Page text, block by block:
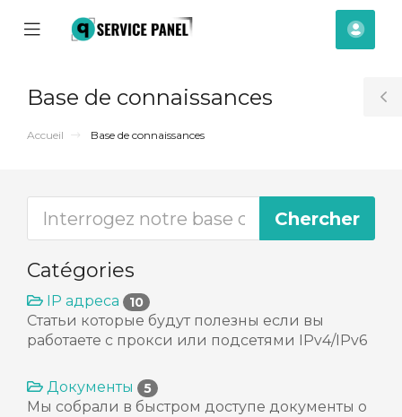
Mobile
Base de connaissances
Accueil Base de connaissances
Catégories
IP адреса 10
Статьи которые будут полезны если вы
работаете с прокси или подсетями IPv4/IPv6
Документы 5
Мы собрали в быстром доступе документы о